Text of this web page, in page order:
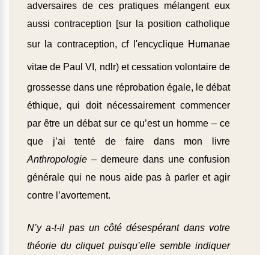
adversaires de ces pratiques mélangent eux
aussi contraception [sur la position catholique
sur la contraception, cf l'encyclique Humanae
vitaede Paul VI, ndlr) et cessation volontaire de
grossesse dans une réprobation égale, le débat
éthique, qui doit nécessairement commencer
par être un débat sur ce qu’est un homme – ce
que j’ai tenté de faire dans mon livre
Anthropologie – demeure dans une confusion
générale qui ne nous aide pas à parler et agir
contre l’avortement.
N’y a-t-il pas un côté désespérant dans votre
théorie du cliquet puisqu’elle semble indiquer